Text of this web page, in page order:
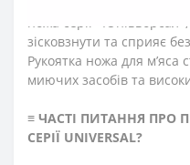
зісковзнути та сприяє
Рукоятка ножа для м’яса
миючих засобів та
≡ ЧАСТІ ПИТАННЯ ПРО
СЕРІЇ UNIVERSAL?